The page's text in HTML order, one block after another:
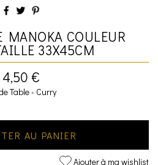
MANOKA COULEUR
33X45CM
4,50 €
Table - Curry
AU PANIER
Ajouter à ma wishlist